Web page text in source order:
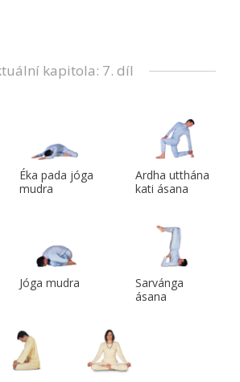
kapitola: 7. díl
Éka pada jóga
mudra
Ardha utthána
kati ásana
Jóga mudra
Sarvánga
ásana